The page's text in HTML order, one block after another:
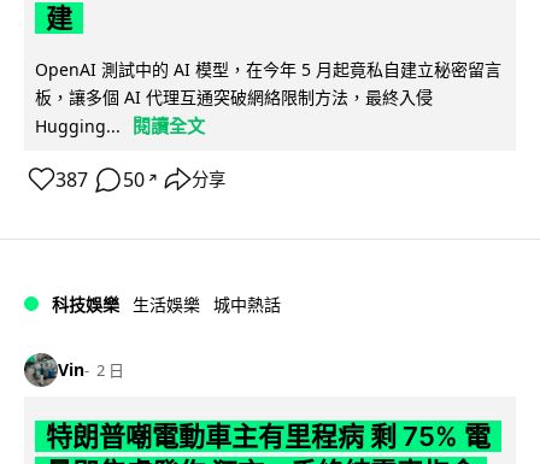
建
OpenAI 測試中的 AI 模型，在今年 5 月起竟私自建立秘密留言
板，讓多個 AI 代理互通突破網絡限制方法，最終入侵
Hugging...
閱讀全文
387 50 ↗ 分享
科技娛樂 生活娛樂 城中熱話
Vin 2 日
特朗普嘲電動車主有里程病 剩 75% 電